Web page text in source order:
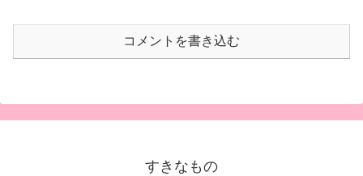
コメントを書き込む
すきなもの